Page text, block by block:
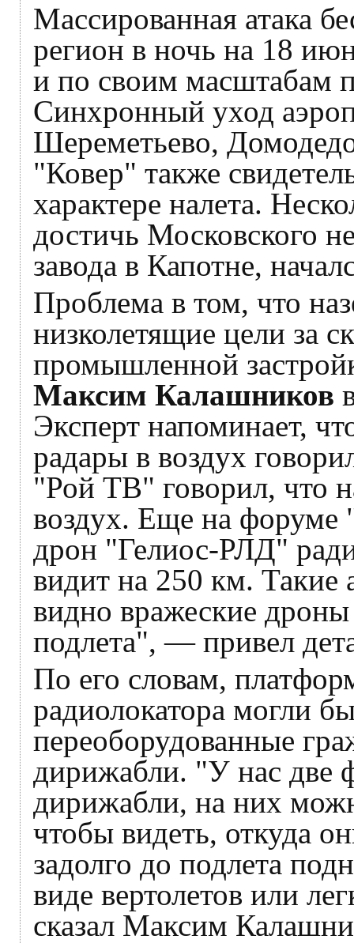
Массированная атака
регион в ночь на 18
и по своим масштабам
Синхронный уход
Шереметьево,
"Ковер" также
характере налета.
достичь Московского
завода в Капотне,
Проблема в том, что
низколетящие цели за
промышленной
Максим Калашников
Эксперт напоминает,
радары в воздух
"Рой ТВ" говорил, что
воздух. Еще на форуме
дрон "Гелиос-РЛД"
видит на 250 км.
видно вражеские дроны
подлета", — привел
По его словам,
радиолокатора могли
переоборудованные
дирижабли. "У нас две
дирижабли, на них
чтобы видеть, откуда
задолго до подлета
виде вертолетов или
сказал Максим